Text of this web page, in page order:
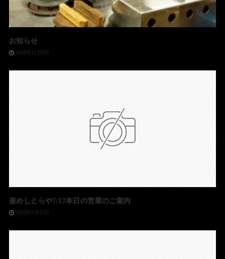
お知らせ
2018年12月5日
釜めしとらや7/17本日の営業のご案内
2023年7月17日